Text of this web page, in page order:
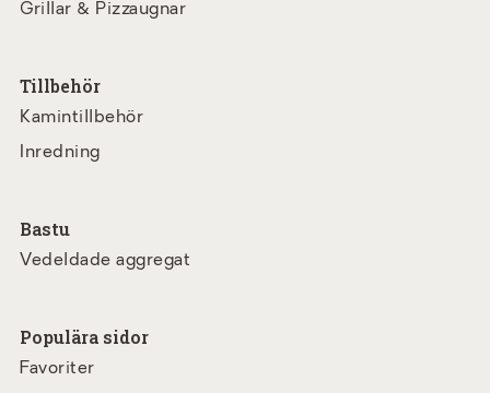
Grillar & Pizzaugnar
Tillbehör
Kamintillbehör
Inredning
Bastu
Vedeldade aggregat
Populära sidor
Favoriter